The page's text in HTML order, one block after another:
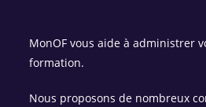
MonOF vous aide à administrer
formation.
Nous proposons de nombreux